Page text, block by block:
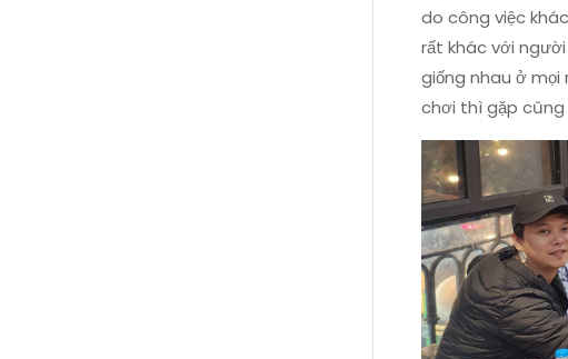
do công việc
rất khác với
giống nhau ở
chơi thì gặp cũng